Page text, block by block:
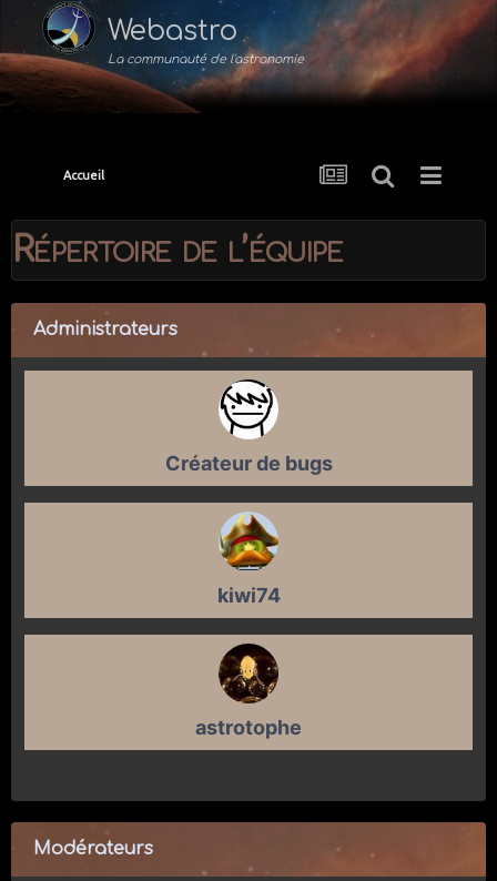
Webastro
La communauté de l'astronomie
Accueil
Répertoire de l’équipe
Administrateurs
Créateur de bugs
kiwi74
astrotophe
Modérateurs